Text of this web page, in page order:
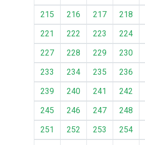
215
216 217 218
221
222 223 224
227
228 229 230
233
234 235 236
239
240 241 242
245
246 247 248
251
252 253 254